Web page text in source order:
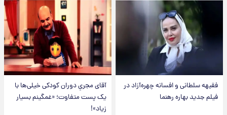
فقیهه سلطانی و افسانه چهره‌آزاد در
فیلم جدید بهاره رهنما
آقای مجریِ دوران کودکی خیلی‌ها با
یک پست متفاوت؛ «غمگینم بسیار
زیاد»!